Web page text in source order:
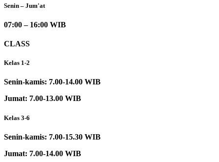
Senin – Jum'at
07:00 – 16:00 WIB
CLASS
Kelas 1-2
Senin-kamis: 7.00-14.00 WIB
Jumat: 7.00-13.00 WIB
Kelas 3-6
Senin-kamis: 7.00-15.30 WIB
Jumat: 7.00-14.00 WIB